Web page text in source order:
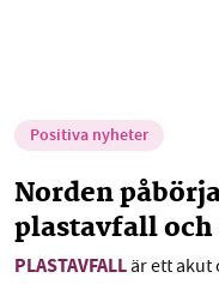
Positiva nyheter
Norden
plastavfall
PLASTAVFALLär ett akut